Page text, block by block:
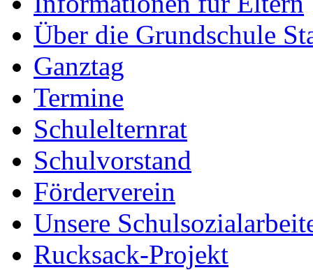
Über die Grundschule
Ganztag
Termine
Schulelternrat
Schulvorstand
Förderverein
Unsere
Rucksack-Projekt